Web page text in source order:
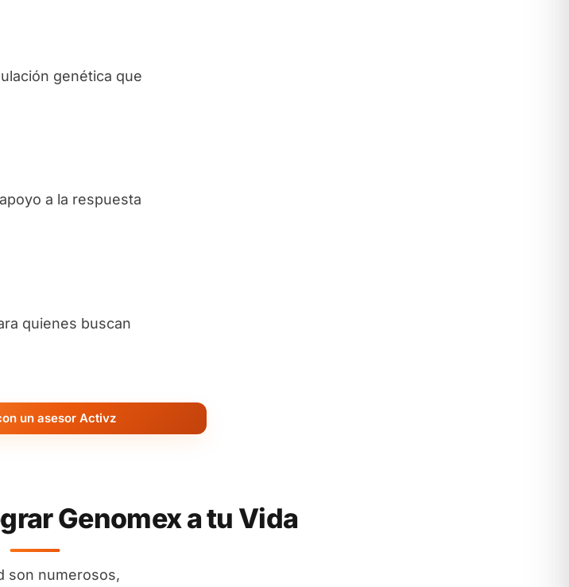
genética que
a la respuesta
quienes buscan
un asesor Activz
Genomex a tu Vida
son numerosos,